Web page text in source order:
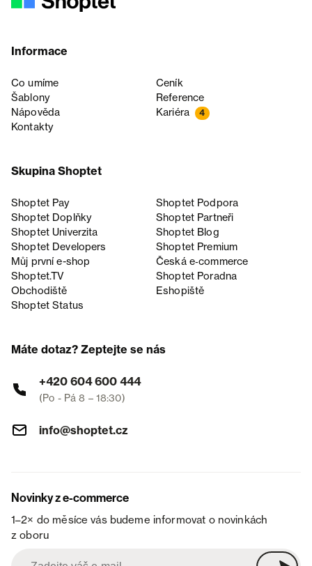
Informace
Co umíme
Ceník
Šablony
Reference
Nápověda
Kariéra 4
Kontakty
Skupina Shoptet
Shoptet Pay
Shoptet Podpora
Shoptet Doplňky
Shoptet Partneři
Shoptet Univerzita
Shoptet Blog
Shoptet Developers
Shoptet Premium
Můj první e-shop
Česká e‑commerce
Shoptet.TV
Shoptet Poradna
Obchodiště
Eshopiště
Shoptet Status
Máte dotaz? Zeptejte se nás
+420 604 600 444
(Po - Pá 8 – 18:30)
info@shoptet.cz
Novinky z e-commerce
1–2× do měsíce vás budeme informovat o novinkách
z oboru